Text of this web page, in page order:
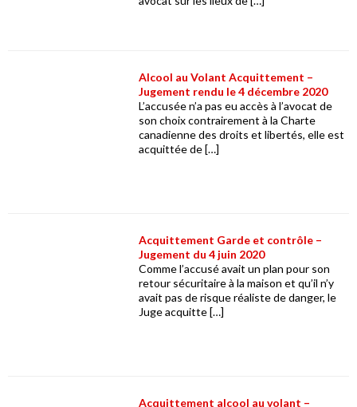
Alcool au Volant Acquittement –
Jugement rendu le 4 décembre 2020
L’accusée n’a pas eu accès à l’avocat de
son choix contrairement à la Charte
canadienne des droits et libertés, elle est
acquittée de […]
Acquittement Garde et contrôle –
Jugement du 4 juin 2020
Comme l’accusé avait un plan pour son
retour sécuritaire à la maison et qu’il n’y
avait pas de risque réaliste de danger, le
Juge acquitte […]
Acquittement alcool au volant –